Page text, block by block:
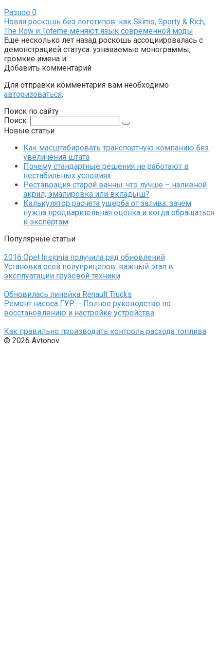
Разное 0
Новая роскошь без логотипов: как Skims, Sporty & Rich,
The Row и Toteme меняют язык современной моды
Еще несколько лет назад роскошь ассоциировалась с
демонстрацией статуса: узнаваемые монограммы,
громкие имена и
Добавить комментарий
Для отправки комментария вам необходимо
авторизоваться.
Поиск по сайту
Поиск:
Новые статьи
Как масштабировать транспортную компанию без
увеличения штата
Почему стандартные решения не работают в
нестабильных условиях
Реставрация старой ванны: что лучше – наливной
акрил, эмалировка или вкладыш?
Калькулятор расчета ущерба от залива: зачем
нужна предварительная оценка и когда обращаться
к экспертам
Популярные статьи
2016 Opel Insignia получила ряд обновлений
Установка осей полуприцепов: важный этап в
эксплуатации грузовой техники
Обновилась линейка Renault Trucks
Ремонт насоса ГУР – Полное руководство по
восстановлению и настройке устройства
Как правильно производить контроль расхода топлива
© 2026 Avtonov